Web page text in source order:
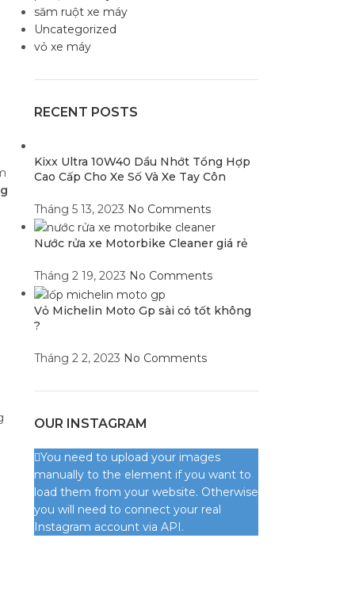
săm ruột xe máy
Uncategorized
vỏ xe máy
RECENT POSTS
Kixx Ultra 10W40 Dầu Nhớt Tổng Hợp
Cao Cấp Cho Xe Số Và Xe Tay Côn
Tháng 5 13, 2023 No Comments
Nước rửa xe Motorbike Cleaner giá rẻ
Tháng 2 19, 2023 No Comments
Vỏ Michelin Moto Gp sài có tốt không
?
Tháng 2 2, 2023 No Comments
OUR INSTAGRAM
You need to upload your images
manually to the element if you want to
load them from your website. Otherwise
you will need to connect your real
Instagram account via API.